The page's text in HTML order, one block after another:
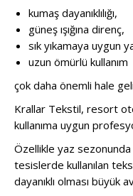
kumaş dayanıklılığı,
güneş ışığına direnç,
sık yıkamaya uygun
uzun ömürlü kullanım
çok daha önemli hale
Krallar Tekstil, resort
kullanıma uygun
Özellikle yaz sezonunda
tesislerde kullanılan
dayanıklı olması büyük